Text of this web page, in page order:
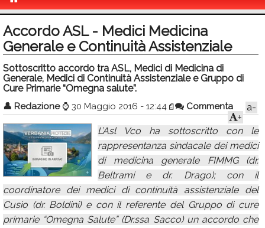
Politica
Sport
Eventi
Info Utili
Rubriche
Calendario
Annunci
Accordo ASL - Medici Medicina
Generale e Continuità Assistenziale
Sottoscritto accordo tra ASL, Medici di Medicina di
Generale, Medici di Continuità Assistenziale e Gruppo di
Cure Primarie “Omegna salute”.
👤 Redazione ⌚ 30 Maggio 2016 - 12:44 Commenta
a-
+
L’Asl Vco ha sottoscritto con le
rappresentanza sindacale dei medici
di medicina generale FIMMG (dr.
Beltrami e dr. Drago); con il
coordinatore dei medici di continuità assistenziale del
Cusio (dr. Boldini) e con il referente del Gruppo di cure
primarie “Omegna Salute” (Dr.ssa Sacco) un accordo che